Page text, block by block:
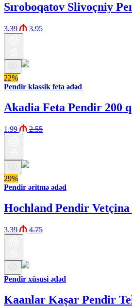
Sıroboqatov Slivoçniy
3.39 3.95
22%
Pendir klassik feta ədəd
Akadia Feta Pendir 200
1.99 2.55
29%
Pendir əritmə ədəd
Hochland Pendir
3.39 4.75
Pendir xüsusi ədəd
Kaanlar Kaşar Pendir